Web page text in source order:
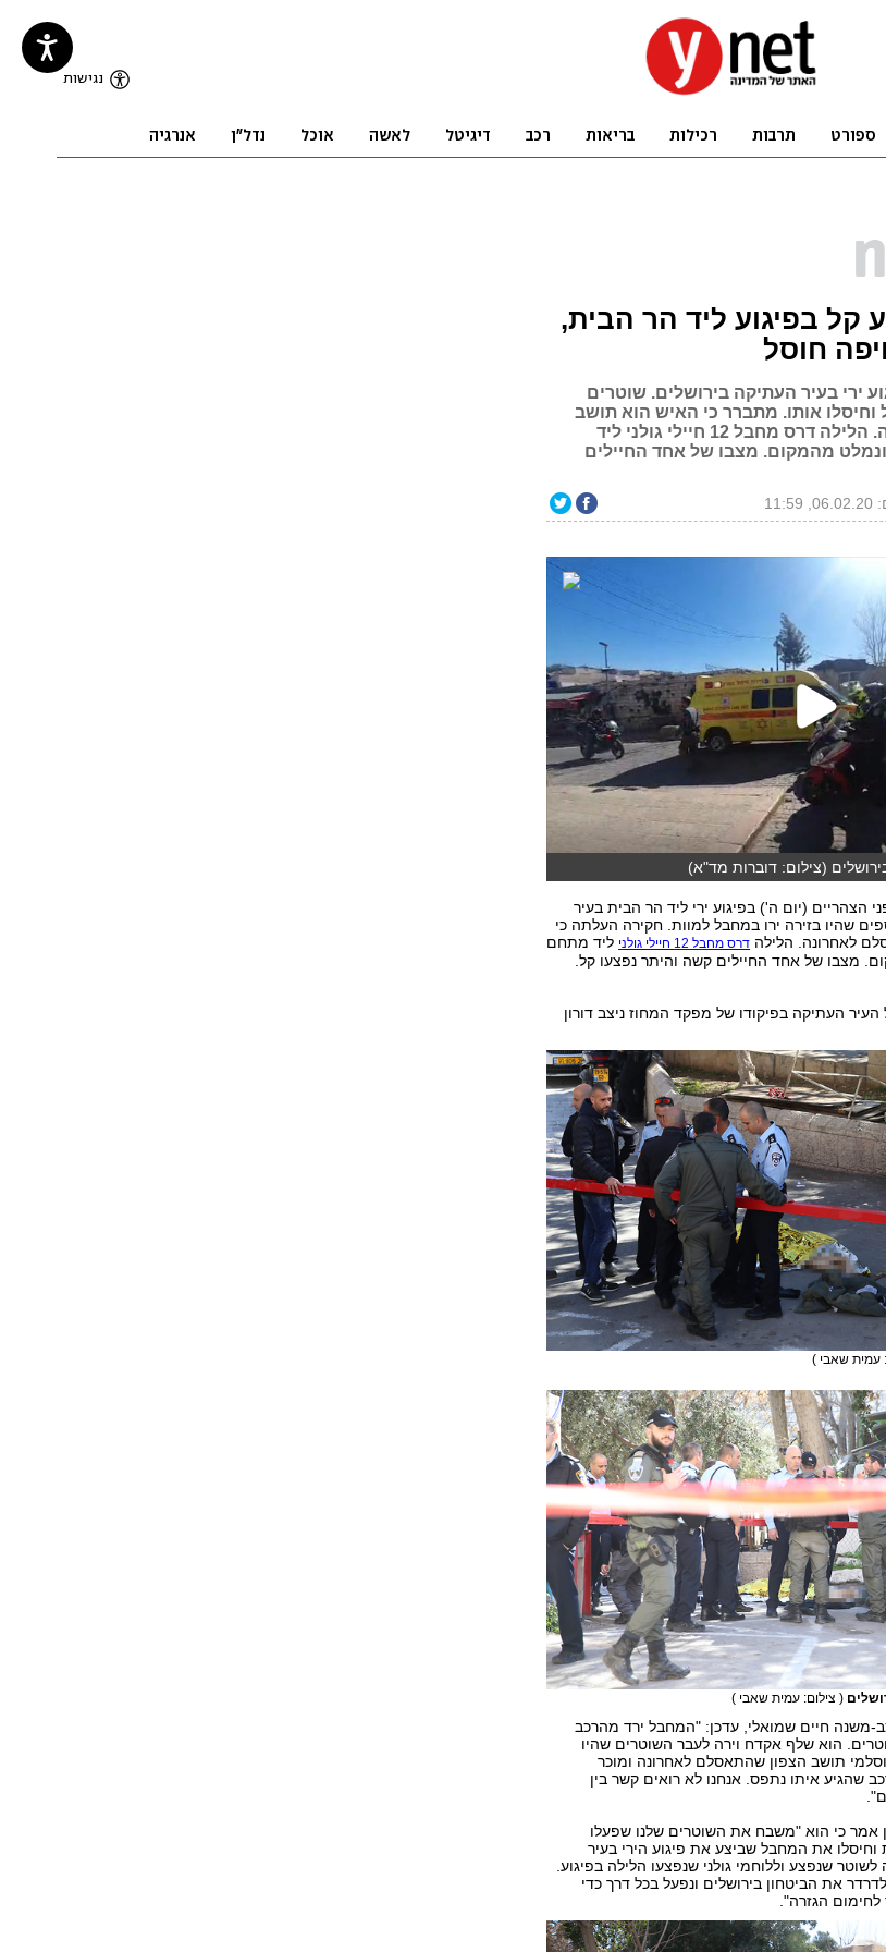
קל בפיגוע ליד הר הבית,
חוסל
ירי בעיר העתיקה בירושלים. שוטרים
וחיסלו אותו. מתברר כי האיש הוא תושב
חיפה שהתאסלם לאחרונה. הלילה דרס מחבל 12 חיילי גולני ליד
מהמקום. מצבו של אחד החיילים
(צילום: דוברות מד"א)
הצהריים (יום ה') בפיגוע ירי ליד הר הבית בעיר
שהיו בזירה ירו במחבל למוות. חקירה העלתה כי
לאחרונה. הלילה דרס מחבל 12 חיילי גולני
ליד מתחם
מצבו של אחד החיילים קשה והיתר נפצעו קל.
העתיקה בפיקודו של מפקד המחוז ניצב דורון
עמית שאבי )
( צילום: עמית שאבי )
משנה חיים שמואלי, עדכן: "המחבל ירד מהרכב
הוא שלף אקדח וירה לעבר השוטרים שהיו
תושב הצפון שהתאסלם לאחרונה ומוכר
שהגיע איתו נתפס. אנחנו לא רואים קשר בין
אמר כי הוא "משבח את השוטרים שלנו שפעלו
וחיסלו את המחבל שביצע את פיגוע הירי בעיר
שנפצע וללוחמי גולני שנפצעו הלילה בפיגוע.
את הביטחון בירושלים ונפעל בכל דרך כדי
לחימום הגזרה".